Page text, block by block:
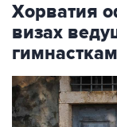
Хорватия
визах